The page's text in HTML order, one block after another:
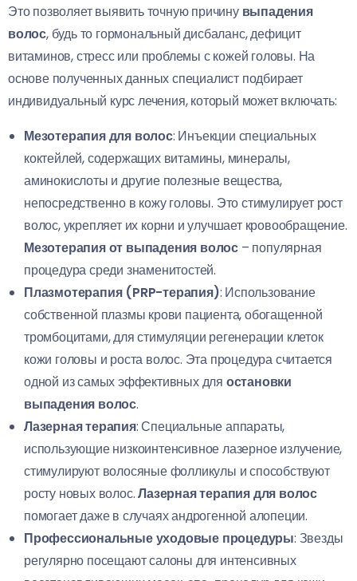
Это позволяет выявить точную причину выпадения
волос, будь то гормональный дисбаланс, дефицит
витаминов, стресс или проблемы с кожей головы. На
основе полученных данных специалист подбирает
индивидуальный курс лечения, который может включать:
Мезотерапия для волос: Инъекции специальных
коктейлей, содержащих витамины, минералы,
аминокислоты и другие полезные вещества,
непосредственно в кожу головы. Это стимулирует рост
волос, укрепляет их корни и улучшает кровообращение.
Мезотерапия от выпадения волос – популярная
процедура среди знаменитостей.
Плазмотерапия (PRP-терапия): Использование
собственной плазмы крови пациента, обогащенной
тромбоцитами, для стимуляции регенерации клеток
кожи головы и роста волос. Эта процедура считается
одной из самых эффективных для остановки
выпадения волос.
Лазерная терапия: Специальные аппараты,
использующие низкоинтенсивное лазерное излучение,
стимулируют волосяные фолликулы и способствуют
росту новых волос.Лазерная терапия для волос
помогает даже в случаях андрогенной алопеции.
Профессиональные уходовые процедуры: Звезды
регулярно посещают салоны для интенсивных